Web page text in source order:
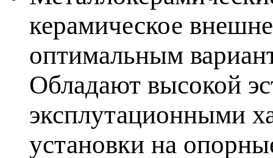
керамическое
оптимальным
Обладают высокой
эксплутационными
установки на